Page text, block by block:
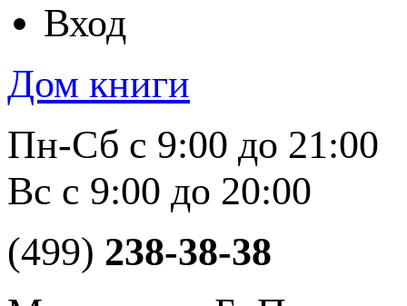
Вход
Дом книги
Пн-Сб с 9:00 до 21:00
Вс с 9:00 до 20:00
(499) 238-38-38